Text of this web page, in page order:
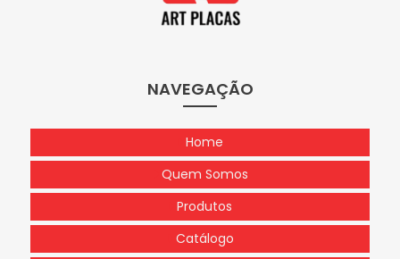
NAVEGAÇÃO
Home
Quem Somos
Produtos
Catálogo